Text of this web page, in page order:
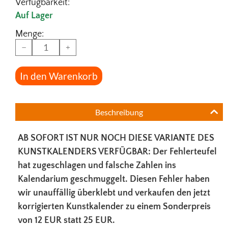
Verfügbarkeit:
Auf Lager
Menge:
−
+
In den Warenkorb
Beschreibung
AB SOFORT IST NUR NOCH DIESE VARIANTE DES
KUNSTKALENDERS VERFÜGBAR: Der Fehlerteufel
hat zugeschlagen und falsche Zahlen ins
Kalendarium geschmuggelt. Diesen Fehler haben
wir unauffällig überklebt und verkaufen den jetzt
korrigierten Kunstkalender zu einem Sonderpreis
von 12 EUR statt 25 EUR.